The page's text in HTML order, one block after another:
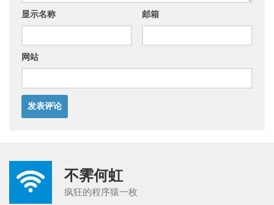
显示名称 邮箱
网站
不霁何虹
疯狂的程序猿一枚